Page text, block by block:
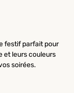
festif parfait pour
et leurs couleurs
soirées.